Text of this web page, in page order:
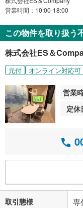
営業時間：10:00-18:00
この物件を取り扱う
株式会社ES＆
元付 オンライン対応可
営業
定休
取引態様 専